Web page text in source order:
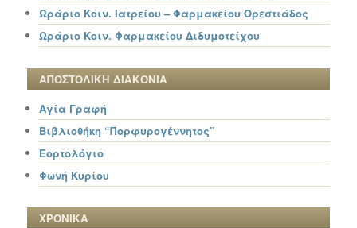
Ωράριο Κοιν. Ιατρείου – Φαρμακείου Ορεστιάδος
Ωράριο Κοιν. Φαρμακείου Διδυμοτείχου
ΑΠΟΣΤΟΛΙΚΗ ΔΙΑΚΟΝΙΑ
Αγία Γραφή
Βιβλιοθήκη “Πορφυρογέννητος”
Εορτολόγιο
Φωνή Κυρίου
ΧΡΟΝΙΚΑ